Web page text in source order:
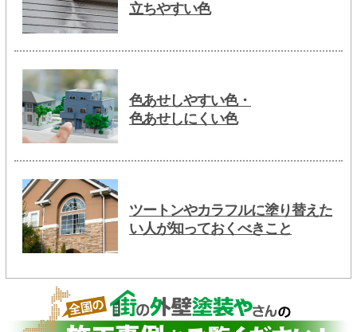
立ちやすい色
色あせしやすい色・
色あせしにくい色
ツートンやカラフルに塗り替えた
い人が知っておくべきこと